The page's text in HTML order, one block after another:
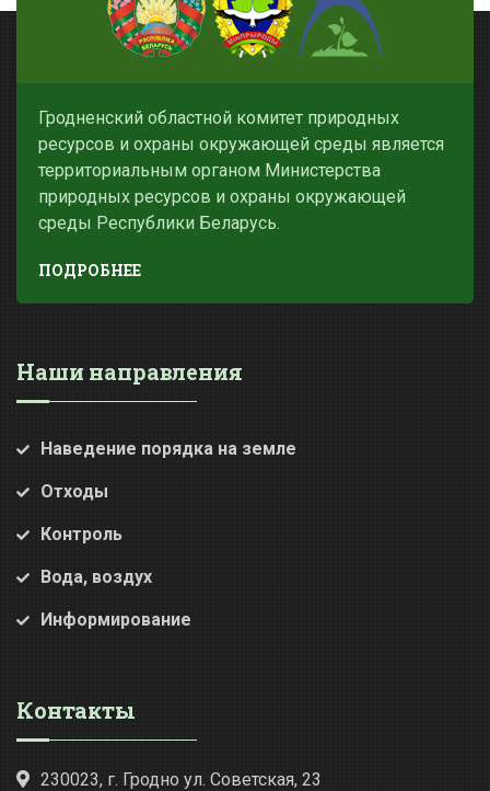
Гродненский областной комитет природных
ресурсов и охраны окружающей среды является
территориальным органом Министерства
природных ресурсов и охраны окружающей
среды Республики Беларусь.
ПОДРОБНЕЕ
Наши направления
Наведение порядка на земле
Отходы
Контроль
Вода, воздух
Информирование
Контакты
230023, г. Гродно ул. Советская, 23